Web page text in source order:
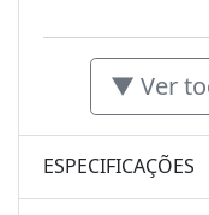
▼ Ver
ESPECIFICAÇÕES